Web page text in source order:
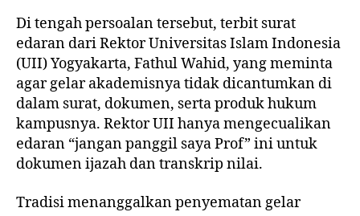
Di tengah persoalan tersebut, terbit surat
edaran dari Rektor Universitas Islam Indonesia
(UII) Yogyakarta, Fathul Wahid, yang meminta
agar gelar akademisnya tidak dicantumkan di
dalam surat, dokumen, serta produk hukum
kampusnya. Rektor UII hanya mengecualikan
edaran “jangan panggil saya Prof” ini untuk
dokumen ijazah dan transkrip nilai.
Tradisi menanggalkan penyematan gelar